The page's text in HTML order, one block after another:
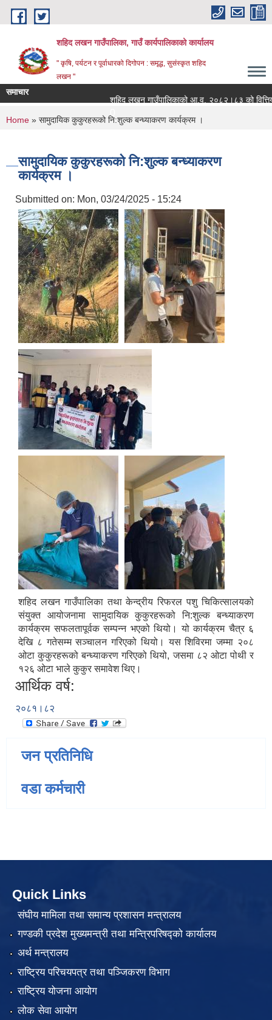
Skip to main content
शहिद लखन गाउँपालिका, गाउँ कार्यपालिकाको कार्यालय
" कृषि, पर्यटन र पूर्वाधारको दिगोपन : समृद्ध, सुसंस्कृत शहिद
लखन "
समाचार
शहिद लखन गाउँपालिकाको आ.व. २०८२।८३ को वित्तिय
You are here
Home » सामुदायिक कुकुरहरूको नि:शुल्क बन्ध्याकरण कार्यक्रम ।
सामुदायिक कुकुरहरूको नि:शुल्क बन्ध्याकरण
कार्यक्रम ।
Submitted on: Mon, 03/24/2025 - 15:24
शहिद लखन गाउँपालिका तथा केन्द्रीय रिफरल पशु चिकित्सालयको
संयुक्त आयोजनामा सामुदायिक कुकुरहरूको नि:शुल्क बन्ध्याकरण
कार्यक्रम सफलतापूर्वक सम्पन्न भएको थियो। यो कार्यक्रम चैत्र ६
देखि ८ गतेसम्म सञ्चालन गरिएको थियो। यस शिविरमा जम्मा २०८
ओटा कुकुरहरूको बन्ध्याकरण गरिएको थियो, जसमा ८२ ओटा पोथी र
१२६ ओटा भाले कुकुर समावेश थिए।
आर्थिक वर्ष:
२०८१।८२
जन प्रतिनिधि
वडा कर्मचारी
Quick Links
संघीय मामिला तथा समान्य प्रशासन मन्त्रालय
गण्डकी प्रदेश मुख्यमन्त्री तथा मन्त्रिपरिषद्को कार्यालय
अर्थ मन्त्रालय
राष्ट्रिय परिचयपत्र तथा पञ्जिकरण विभाग
राष्ट्रिय योजना आयोग
लोक सेवा आयोग